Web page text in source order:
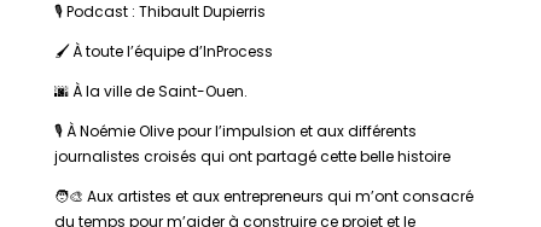
🎙️ Podcast : Thibault Dupierris
🖌️ À toute l’équipe d’InProcess
🌆 À la ville de Saint-Ouen.
🎙️ À Noémie Olive pour l’impulsion et aux différents
journalistes croisés qui ont partagé cette belle histoire
🧑‍🎨 Aux artistes et aux entrepreneurs qui m’ont consacré
du temps pour m’aider à construire ce projet et le